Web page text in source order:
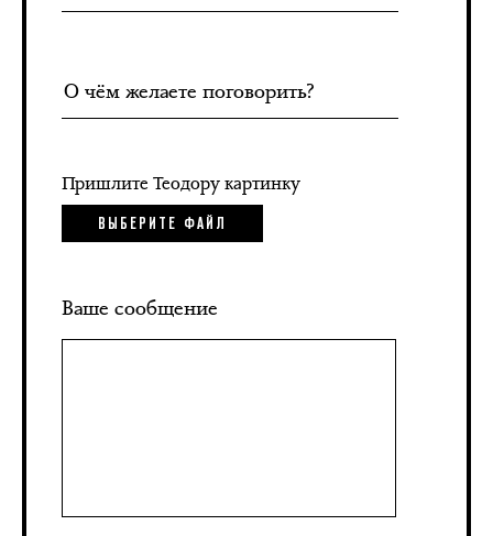
Пришлите Теодору картинку
ВЫБЕРИТЕ ФАЙЛ
Ваше сообщение